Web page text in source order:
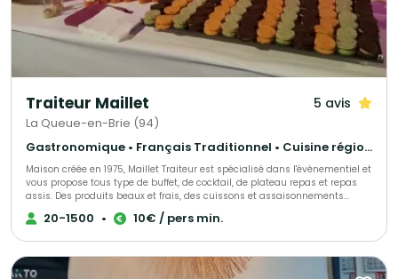
Traiteur Maillet 5 avis
La Queue-en-Brie (94)
Gastronomique • Français Traditionnel • Cuisine régionale
Maison créée en 1975, Maillet Traiteur est spécialisé dans l'évènementiel et
vous propose tous type de buffet, de cocktail, de plateau repas et repas
assis. Des produits beaux et frais, des cuissons et assaisonnements
adaptés, le tout fait maison par notre chef de cuisine expérimenté!
Recettes élégantes, parfois oubliées et souvent surprenantes, toujours
l'organisation de réception.
20-1500 • 10€ / pers min.